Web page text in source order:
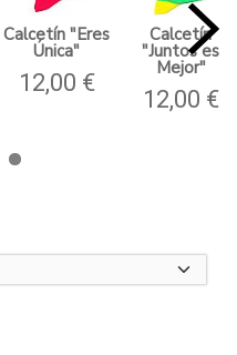
Calcetín "Eres
Única"
12,00 €
Calcetín
"Juntos es
Mejor"
12,00 €